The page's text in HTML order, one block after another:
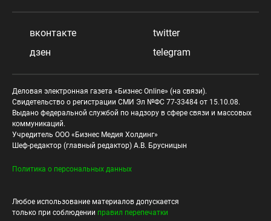
вконтакте
twitter
дзен
telegram
Деловая электронная газета «Бизнес Online» (на связи).
Свидетельство о регистрации СМИ Эл №ФС 77-33484 от 15.10.08.
Выдано федеральной службой по надзору в сфере связи и массовых
коммуникаций.
Учредитель ООО «Бизнес Медия Холдинг»
Шеф-редактор (главный редактор) А.В. Брусницын
Политика о персональных данных
Любое использование материалов допускается
только при соблюдении правил перепечатки